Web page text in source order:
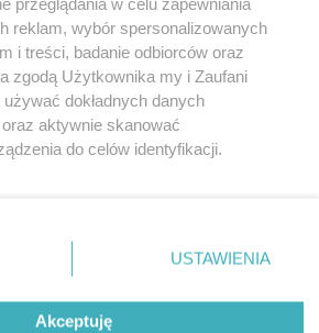
Skontakuj sięz nami
Kontakt
Redakcja
Newsletter
reklam, wybór spersonalizowanych
i treści, badanie odbiorców oraz
zgodą Użytkownika my i Zaufani
dokładnych danych
aktywnie skanować
do celów identyfikacji.
przycisk ustawień prywatności
dolnym rogu strony
danych nie wymagają zgody
prawo sprzeciwić się takiemu
USTAWIENIA
Akceptuję